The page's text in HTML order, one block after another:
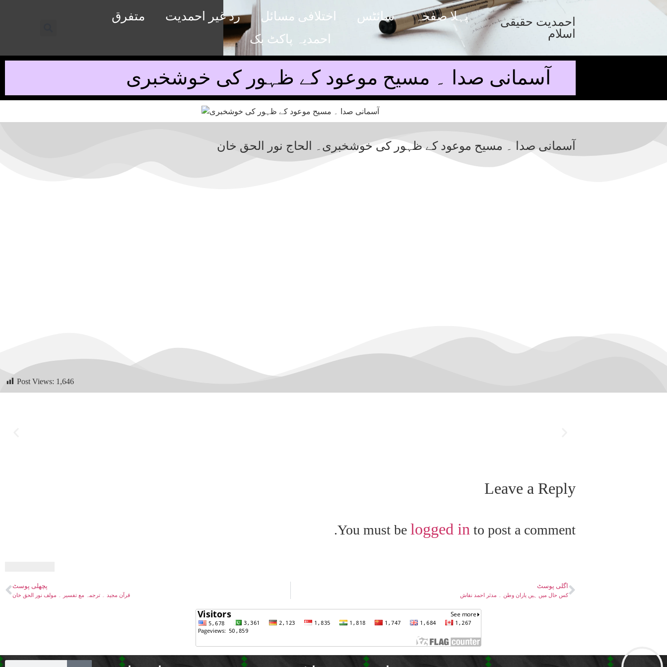
پہلا صفحہ سائٹس اختلافی مسائل رد غیر احمدیت
متفرق
احمدیہ پاکٹ بک
احمدیت حقیقی
اسلام
آسمانی صدا ۔ مسیح موعود کے ظہور کی خوشخبری
آسمانی صدا ۔ مسیح موعود کے ظہور کی خوشخبری۔ الحاج نور الحق خان
Post Views: 1,646
Leave a Reply
You must be logged in to post a comment.
پچھلی پوسٹ
قرآن مجید ۔ ترجمہ مع تفسیر ۔ مولف نور الحق خان
اگلی پوسٹ
کس حال میں ہیں یاران وطن ۔ مدثر احمد نقاش